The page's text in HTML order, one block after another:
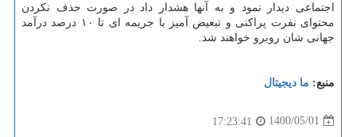
اجتماعی دیدار نمود و به آنها هشدار داد در صورت حذف نکردن
محتوای نفرت پراکنی و تبعیض آمیز با جریمه ای تا ۱۰ درصد درآمد
جهانی شان روبرو خواهند شد.
منبع: ما دیجیتال
1400/05/01
17:23:41